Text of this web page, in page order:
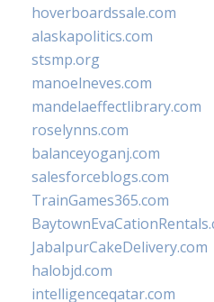
hoverboardssale.com
alaskapolitics.com
stsmp.org
manoelneves.com
mandelaeffectlibrary.com
roselynns.com
balanceyoganj.com
salesforceblogs.com
TrainGames365.com
JabalpurCakeDelivery.com
halobjd.com
intelligenceqatar.com